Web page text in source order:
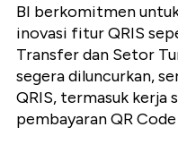
BI berkomitmen
inovasi fitur QRIS
Transfer dan Setor
segera diluncurkan,
QRIS, termasuk kerja
pembayaran QR